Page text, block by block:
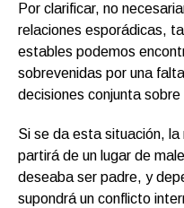
Por clarificar, no
relaciones esporádicas,
estables podemos
sobrevenidas por una
decisiones conjunta
Si se da esta situación,
partirá de un lugar de
deseaba ser padre, y
supondrá un conflicto